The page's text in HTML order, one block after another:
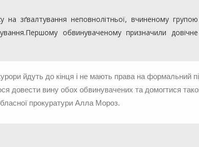
зґвалтування неповнолітньої, вчиненому
обвинуваченому призначили
йдуть до кінця і не мають права на формальний
довести вину обох обвинувачених та домогтися
прокуратури Алла Мороз.